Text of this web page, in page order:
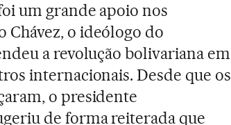
um grande apoio nos
o ideólogo do
a revolução bolivariana em
internacionais. Desde que os
o presidente
de forma reiterada que